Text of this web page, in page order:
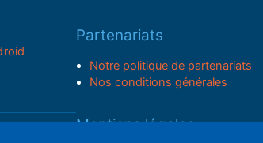
Partenariats
Notre politique de partenariats
Nos conditions générales
Mentions légales